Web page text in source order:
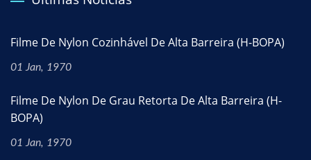
Filme De Nylon Cozinhável De Alta Barreira (H-BOPA)
01 Jan, 1970
Filme De Nylon De Grau Retorta De Alta Barreira (H-
BOPA)
01 Jan, 1970